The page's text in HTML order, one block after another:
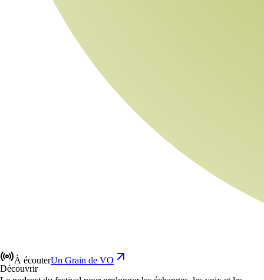
À écouterUn Grain de VO
Découvrir